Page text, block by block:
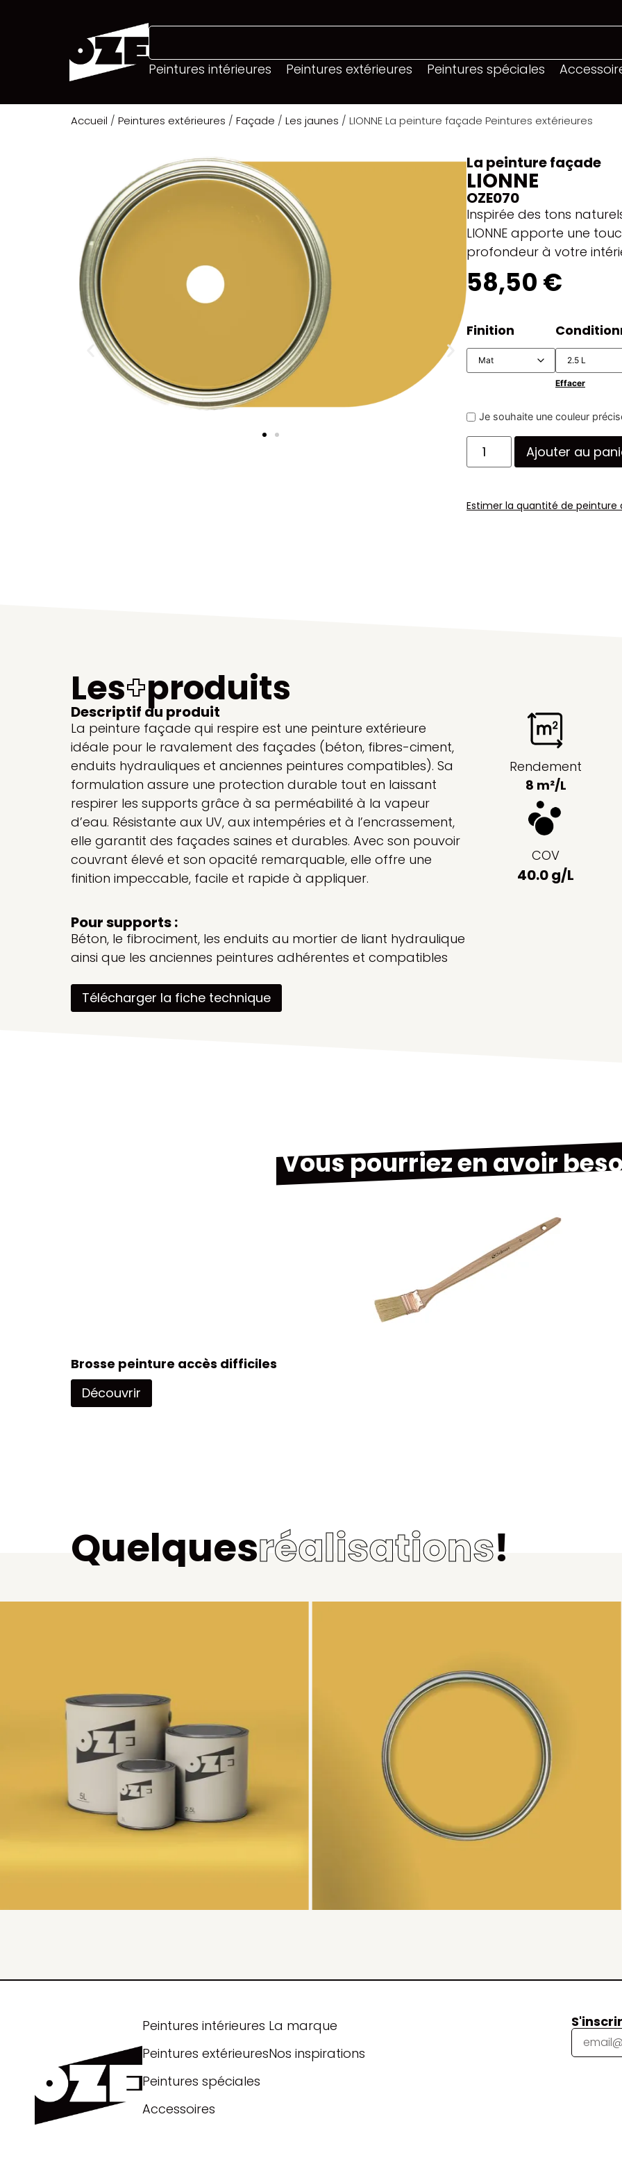
Peintures intérieures Peintures extérieures Peintures spéciales
Accueil / Peintures extérieures / Façade / Les jaunes / LIONNE La peinture façade Peintures extérieures
La peinture façade
LIONNE
OZE070
Inspirée des tons
LIONNE apporte une
profondeur à votre
58,50 €
Finition
Effacer
Je souhaite une couleur
Ajouter au
Estimer la quantité de peinture
Les+produits
Descriptif du produit
La peinture façade qui respire est une peinture extérieure
idéale pour le ravalement des façades (béton, fibres-ciment,
enduits hydrauliques et anciennes peintures compatibles). Sa
formulation assure une protection durable tout en laissant
respirer les supports grâce à sa perméabilité à la vapeur
d’eau. Résistante aux UV, aux intempéries et à l’encrassement,
elle garantit des façades saines et durables. Avec son pouvoir
couvrant élevé et son opacité remarquable, elle offre une
finition impeccable, facile et rapide à appliquer.
Pour supports :
Béton, le fibrociment, les enduits au mortier de liant hydraulique
ainsi que les anciennes peintures adhérentes et compatibles
Télécharger la fiche technique
Rendement
8 m²/L
COV
40.0 g/L
Vous pourriez en avoir
Brosse peinture accès difficiles
Découvrir
Quelquesréalisations!
Peintures intérieures
Peintures extérieures
Peintures spéciales
Accessoires
La marque
Nos inspirations